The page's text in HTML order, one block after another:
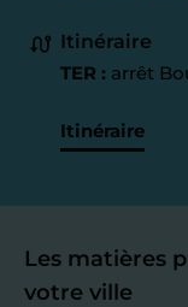
Itinéraire
TER : arrêt
Itinéraire
Les matières
votre ville